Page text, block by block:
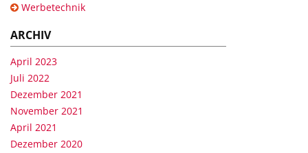
Werbetechnik
ARCHIV
April 2023
Juli 2022
Dezember 2021
November 2021
April 2021
Dezember 2020